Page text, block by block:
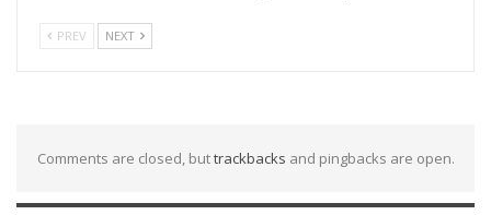
PREV NEXT
Comments are closed, buttrackbacks and pingbacks are open.